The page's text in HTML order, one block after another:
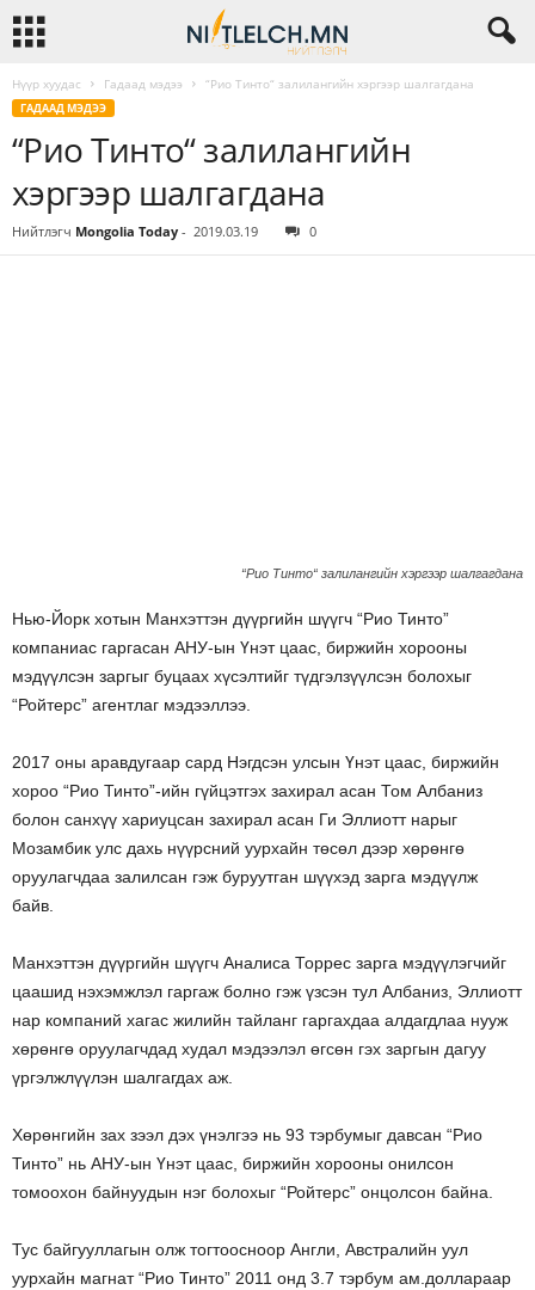
Нүүр хуудас Гадаад мэдээ “Рио Тинто“ залилангийн хэргээр шалгагдана
ГАДААД МЭДЭЭ
“Рио Тинто“ залилангийн
хэргээр шалгагдана
Нийтлэгч Mongolia Today - 2019.03.19 0
“Рио Тинто“ залилангийн хэргээр шалгагдана
Нью-Йорк хотын Манхэттэн дүүргийн шүүгч “Рио Тинто”
компаниас гаргасан АНУ-ын Үнэт цаас, биржийн хорооны
мэдүүлсэн заргыг буцаах хүсэлтийг түдгэлзүүлсэн болохыг
“Ройтерс” агентлаг мэдээллээ.
2017 оны аравдугаар сард Нэгдсэн улсын Үнэт цаас, биржийн
хороо “Рио Тинто”-ийн гүйцэтгэх захирал асан Том Албаниз
болон санхүү хариуцсан захирал асан Ги Эллиотт нарыг
Мозамбик улс дахь нүүрсний уурхайн төсөл дээр хөрөнгө
оруулагчдаа залилсан гэж буруутган шүүхэд зарга мэдүүлж
байв.
Манхэттэн дүүргийн шүүгч Аналиса Торрес зарга мэдүүлэгчийг
цаашид нэхэмжлэл гаргаж болно гэж үзсэн тул Албаниз, Эллиотт
нар компаний хагас жилийн тайланг гаргахдаа алдагдлаа нууж
хөрөнгө оруулагчдад худал мэдээлэл өгсөн гэх заргын дагуу
үргэлжлүүлэн шалгагдах аж.
Хөрөнгийн зах зээл дэх үнэлгээ нь 93 тэрбумыг давсан “Рио
Тинто” нь АНУ-ын Үнэт цаас, биржийн хорооны онилсон
томоохон байнуудын нэг болохыг “Ройтерс” онцолсон байна.
Тус байгууллагын олж тогтоосноор Англи, Австралийн уул
уурхайн магнат “Рио Тинто” 2011 онд 3.7 тэрбум ам.доллараар